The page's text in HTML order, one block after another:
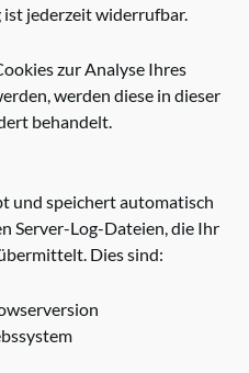
ist jederzeit widerrufbar.
zur Analyse Ihres
werden diese in dieser
behandelt.
und speichert automatisch
Server-Log-Dateien, die Ihr
Dies sind: